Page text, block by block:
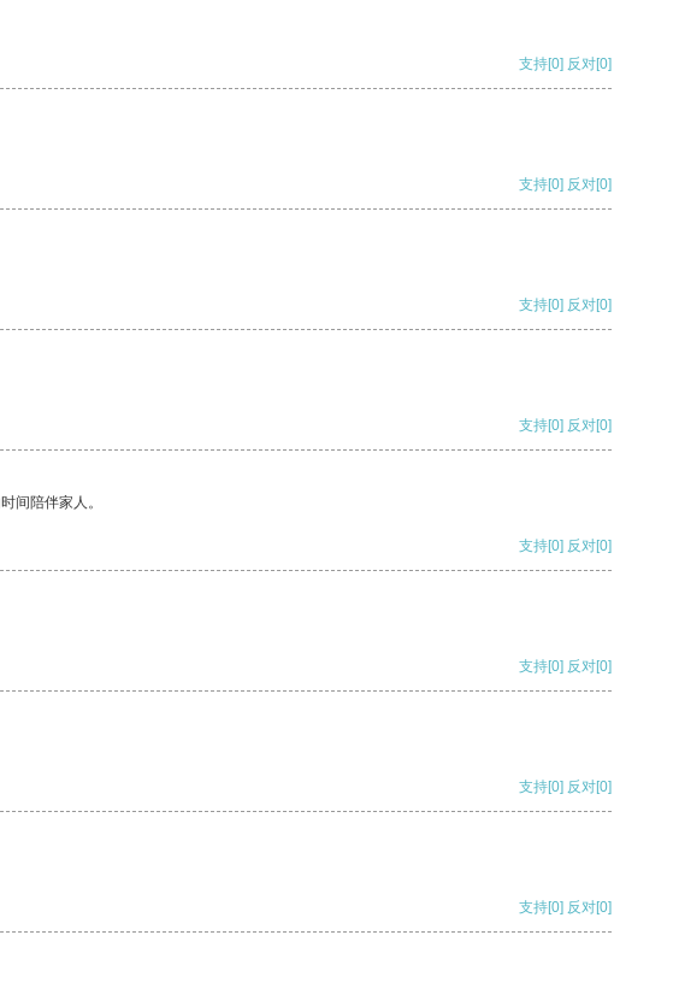
支持[0] 反对[0]
支持[0] 反对[0]
支持[0] 反对[0]
支持[0] 反对[0]
间陪伴家人。
支持[0] 反对[0]
支持[0] 反对[0]
支持[0] 反对[0]
支持[0] 反对[0]